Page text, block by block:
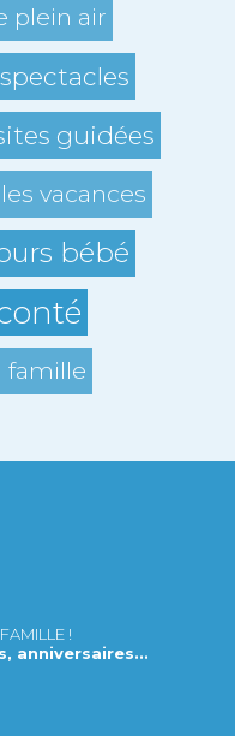
plein air
guidées
vacances
bébé
famille
!
anniversaires...